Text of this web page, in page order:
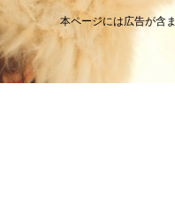
本ページには広告が含